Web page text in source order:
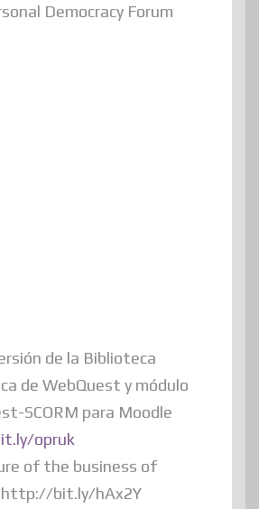
Democracy Forum
de la Biblioteca
de WebQuest y módulo
SCORM para Moodle
opruk
of the business of
http://bit.ly/hAx2Y